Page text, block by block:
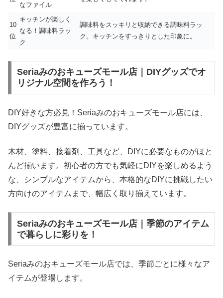
なファイル
10
位
キッチンが楽しく
なる！調味料ラッ
ク
調味料をスッキリと収納できる調味料ラッ
ク。キッチンをすっきりとした印象に。
Seriaみのおキューズモール店｜DIYグッズでオ
リジナル空間を作ろう！
DIY好きな方必見！Seriaみのおキューズモール店には、
DIYグッズが豊富に揃っています。
木材、塗料、接着剤、工具など、DIYに必要なものがほと
んど揃います。初心者の方でも気軽にDIYを楽しめるよう
な、シンプルなアイテムから、本格的なDIYに挑戦したい
方向けのアイテムまで、幅広く取り揃えています。
Seriaみのおキューズモール店｜季節のアイテム
で暮らしに彩りを！
Seriaみのおキューズモール店では、季節ごとに様々なア
イテムが登場します。